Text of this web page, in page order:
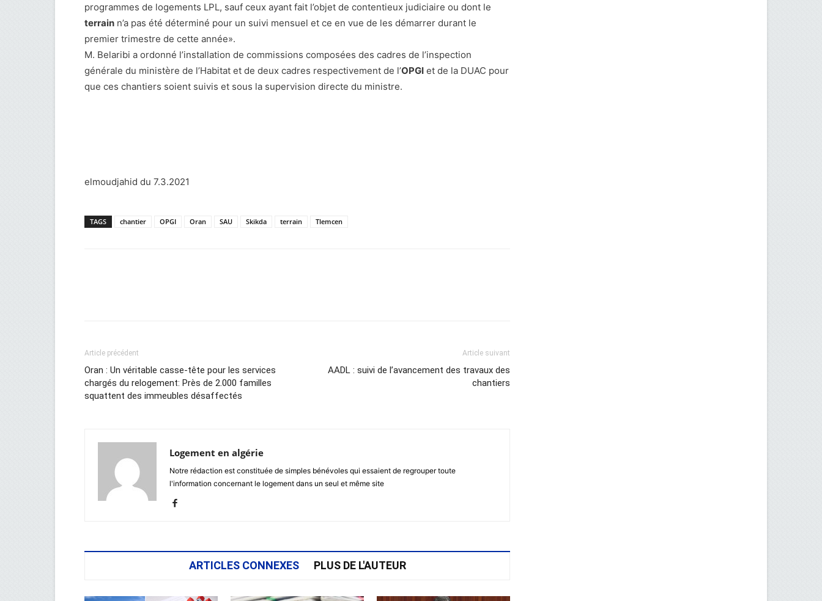
programmes de logements LPL, sauf ceux ayant fait l’objet de contentieux judiciaire ou dont le
terrain n’a pas été déterminé pour un suivi mensuel et ce en vue de les démarrer durant le
premier trimestre de cette année».
M. Belaribi a ordonné l’installation de commissions composées des cadres de l’inspection
générale du ministère de l’Habitat et de deux cadres respectivement de l’OPGI et de la DUAC pour
que ces chantiers soient suivis et sous la supervision directe du ministre.
elmoudjahid du 7.3.2021
TAGS chantier OPGI Oran SAU Skikda terrain Tlemcen
Article précédent
Oran : Un véritable casse-tête pour les services
chargés du relogement: Près de 2.000 familles
squattent des immeubles désaffectés
Article suivant
AADL : suivi de l’avancement des travaux des
chantiers
Logement en algérie
Notre rédaction est constituée de simples bénévoles qui essaient de regrouper toute
l'information concernant le logement dans un seul et même site
ARTICLES CONNEXES PLUS DE L'AUTEUR